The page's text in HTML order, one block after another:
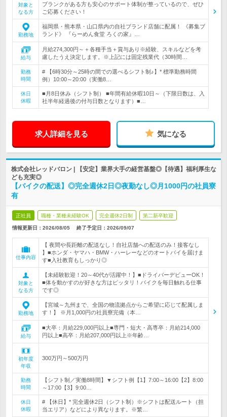
対象と
なる方
ブランクがある方も安心のサポート体制が整っているので、ぜひ
ご応募ください！
勤務地
福岡県・熊本県・山口県内の自社ブランド店舗に配属！ 《募集ブ
ランド》 『らーめん食堂 ろくの家』…
給与
月給274,300円～＋各種手当＋賞与あり※経験、スキルなどを考
慮したうえ決定します。※上記には固定残業代（30時間…
勤務
時間
# 【6時30分～25時の間での選べるシフト制♪】* 標準勤務時間
例）10:00～20:00（実働8…
休日
休暇
■月8日休み（シフト制） ■年間有給休暇10日～（下限日数は、入
社半年経過後の付与日数となります）■…
求人詳細を見る 気になる
株式会社レッドバロン | 【安定】業界大手の経営基盤◎【待遇】福利厚生な
ども充実◎
【バイクの配送】◎完全週休2日◎夜勤なし◎月1000円の社員寮
有
正社員 職種・業種未経験OK 完全週休2日制 第二新卒歓迎
情報更新日：2026/08/05 終了予定日： 2026/09/07
仕事内容
【 夜間や長距離の配送なし！自社店舗への配送のみ！接客なし
】■ホンダ・ヤマハ・BMW・ハーレーなどのオートバイを届けま
す■入社教育もしっかり◎
対象と
なる方
【未経験歓迎！20～40代が活躍中！】■ドライバーデビューOK！
■体を動かすのが好きな方はピッタリ！バイクを毎日触れる仕事
です◎
勤務地
【宮城～九州まで、全国の物流拠点からご希望に応じて配属しま
す！】 ※月1,000円の社員寮完備（本…
給与
■大卒：月給229,000円以上■専門・短大・高専卒：月給214,000
円以上■高卒：月給207,000円以上※年齢…
初年度
年収
300万円～500万円
勤務
時間
【シフト制／実働8時間】▼シフト例【1】7:00～16:00【2】8:00
～17:00【3】9:00…
休日
休暇
# 【休日】* 完全週休2日（シフト制）※シフトは配送ルート（担
当エリア）などにより異なります。※繁…